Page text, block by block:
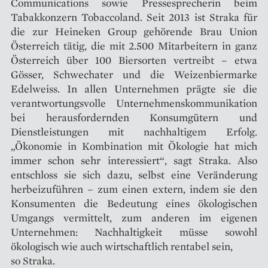
Tabakkonzern Tobaccoland. Seit 2013 ist Straka für
die zur Heineken Group gehörende Brau Union
Österreich tätig, die mit 2.500 Mitarbeitern in ganz
Österreich über 100 Biersorten vertreibt – etwa
Gösser, Schwechater und die Weizenbiermarke
Edelweiss. In allen Unternehmen prägte sie die
verantwortungsvolle Unternehmenskommunikation
bei herausfordernden Konsumgütern und
Dienstleistungen mit nachhaltigem Erfolg.
„Ökonomie in Kombination mit Ökologie hat mich
immer schon sehr interessiert“, sagt Straka. Also
entschloss sie sich dazu, selbst eine Veränderung
herbeizuführen – zum einen extern, indem sie den
Konsumenten die Bedeutung eines ökologischen
Umgangs vermittelt, zum anderen im eigenen
Unternehmen: Nachhaltigkeit müsse sowohl
ökologisch wie auch wirtschaftlich rentabel sein,
so Straka.